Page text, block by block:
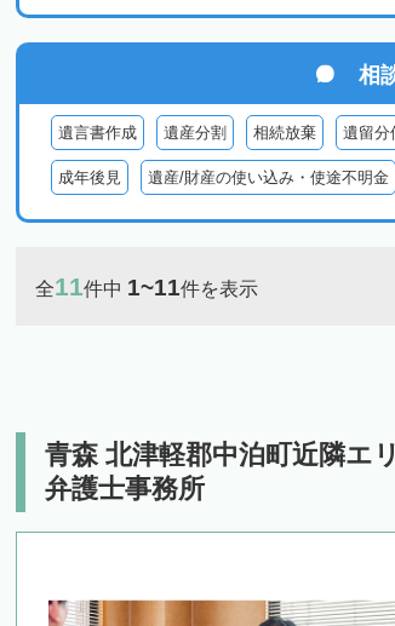
相
遺言書作成 遺産分割 相続放棄 遺留分
成年後見 遺産/財産の使い込み・使途不明金
全11件中 1~11件を表示
青森 北津軽郡中泊町近隣エ
弁護士事務所